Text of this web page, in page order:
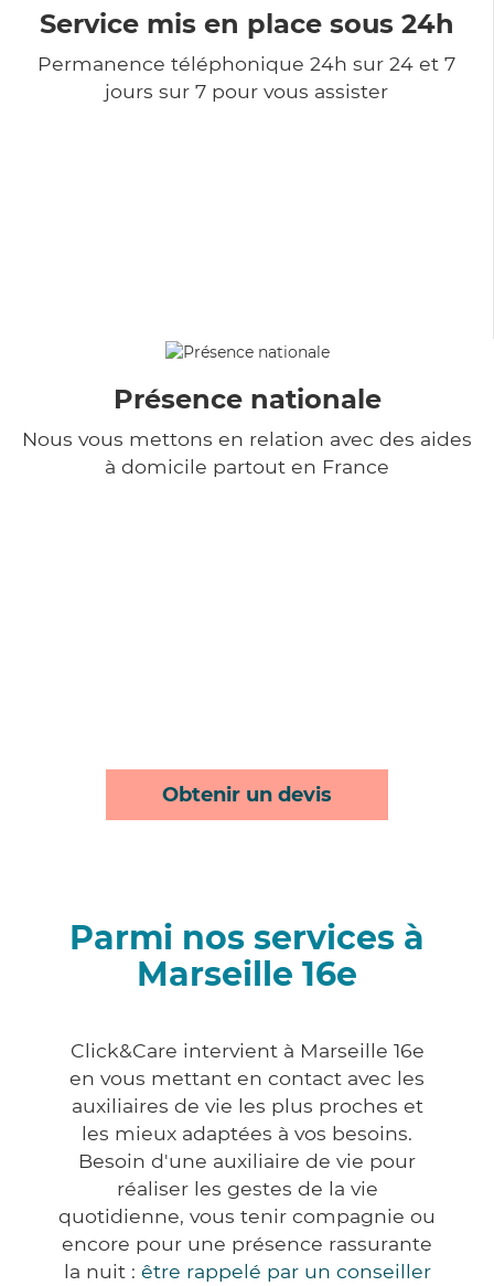
Service mis en place sous 24h
Permanence téléphonique 24h sur 24 et 7
jours sur 7 pour vous assister
Présence nationale
Nous vous mettons en relation avec des aides
à domicile partout en France
Obtenir un devis
Parmi nos services à
Marseille 16e
Click&Care intervient à Marseille 16e
en vous mettant en contact avec les
auxiliaires de vie les plus proches et
les mieux adaptées à vos besoins.
Besoin d'une auxiliaire de vie pour
réaliser les gestes de la vie
quotidienne, vous tenir compagnie ou
encore pour une présence rassurante
la nuit : être rappelé par un conseiller